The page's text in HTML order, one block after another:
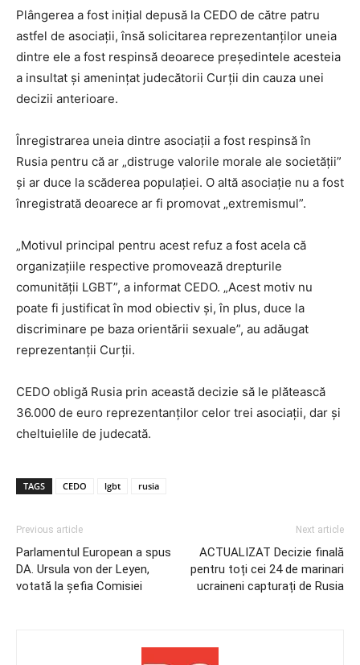
Plângerea a fost inițial depusă la CEDO de către patru
astfel de asociații, însă solicitarea reprezentanților uneia
dintre ele a fost respinsă deoarece președintele acesteia
a insultat și amenințat judecătorii Curții din cauza unei
decizii anterioare.
Înregistrarea uneia dintre asociații a fost respinsă în
Rusia pentru că ar „distruge valorile morale ale societății”
și ar duce la scăderea populației. O altă asociație nu a fost
înregistrată deoarece ar fi promovat „extremismul”.
„Motivul principal pentru acest refuz a fost acela că
organizațiile respective promovează drepturile
comunității LGBT”, a informat CEDO. „Acest motiv nu
poate fi justificat în mod obiectiv și, în plus, duce la
discriminare pe baza orientării sexuale”, au adăugat
reprezentanții Curții.
CEDO obligă Rusia prin această decizie să le plătească
36.000 de euro reprezentanților celor trei asociații, dar și
cheltuielile de judecată.
TAGS CEDO lgbt rusia
Previous article
Parlamentul European a spus
DA. Ursula von der Leyen,
votată la șefia Comisiei
Next article
ACTUALIZAT Decizie finală
pentru toți cei 24 de marinari
ucraineni capturați de Rusia